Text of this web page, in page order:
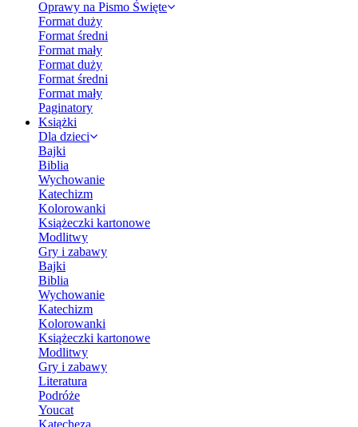
Oprawy na Pismo Święte
Format duży
Format średni
Format mały
Format duży
Format średni
Format mały
Paginatory
Książki
Dla dzieci
Bajki
Biblia
Wychowanie
Katechizm
Kolorowanki
Książeczki kartonowe
Modlitwy
Gry i zabawy
Bajki
Biblia
Wychowanie
Katechizm
Kolorowanki
Książeczki kartonowe
Modlitwy
Gry i zabawy
Literatura
Podróże
Youcat
Katecheza